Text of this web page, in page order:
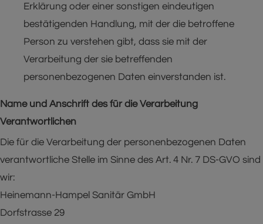
Erklärung oder einer sonstigen eindeutigen
bestätigenden Handlung, mit der die betroffene
Person zu verstehen gibt, dass sie mit der
Verarbeitung der sie betreffenden
personenbezogenen Daten einverstanden ist.
Name und Anschrift des für die Verarbeitung
Verantwortlichen
Die für die Verarbeitung der personenbezogenen Daten
verantwortliche Stelle im Sinne des Art. 4 Nr. 7 DS-GVO sind
wir:
Heinemann-Hampel Sanitär GmbH
Dorfstrasse 29